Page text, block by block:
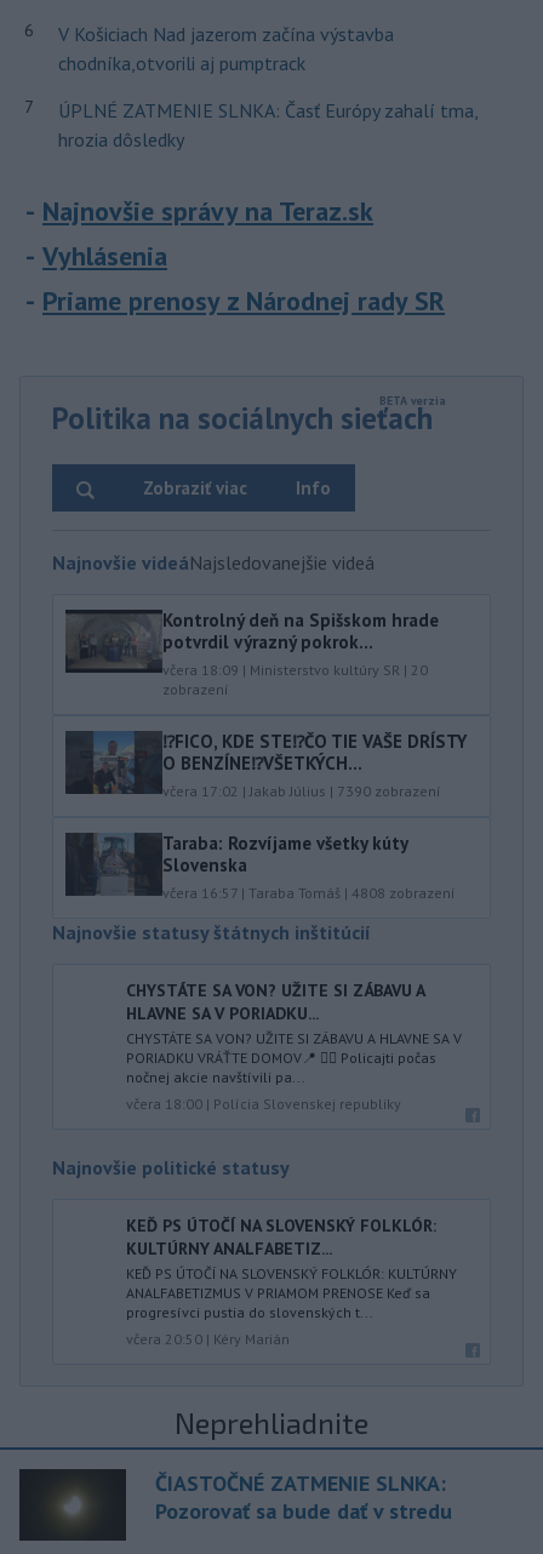
6
V Košiciach Nad jazerom začína výstavba
chodníka,otvorili aj pumptrack
7
ÚPLNÉ ZATMENIE SLNKA: Časť Európy zahalí tma,
hrozia dôsledky
Najnovšie správy na Teraz.sk
Vyhlásenia
Priame prenosy z Národnej rady SR
Politika na sociálnych sieťach
Info
Zobraziť viac
Najnovšie videáNajsledovanejšie videá
Kontrolný deň na Spišskom hrade
potvrdil výrazný pokrok...
včera 18:09 | Ministerstvo kultúry SR | 20
zobrazení
⁉️FICO, KDE STE⁉️ČO TIE VAŠE DRÍSTY
O BENZÍNE⁉️VŠETKÝCH...
včera 17:02 | Jakab Július | 7390 zobrazení
Taraba: Rozvíjame všetky kúty
Slovenska
včera 16:57 | Taraba Tomáš | 4808 zobrazení
Najnovšie statusy štátnych inštitúcií
CHYSTÁTE SA VON? UŽITE SI ZÁBAVU A
HLAVNE SA V PORIADKU...
CHYSTÁTE SA VON? UŽITE SI ZÁBAVU A HLAVNE SA V
PORIADKU VRÁŤTE DOMOV📍 👮‍♂️ Policajti počas
nočnej akcie navštívili pa...
včera 18:00 | Polícia Slovenskej republiky
Najnovšie politické statusy
KEĎ PS ÚTOČÍ NA SLOVENSKÝ FOLKLÓR:
KULTÚRNY ANALFABETIZ...
KEĎ PS ÚTOČÍ NA SLOVENSKÝ FOLKLÓR: KULTÚRNY
ANALFABETIZMUS V PRIAMOM PRENOSE Keď sa
progresívci pustia do slovenských t...
včera 20:50 | Kéry Marián
Neprehliadnite
ČIASTOČNÉ ZATMENIE SLNKA:
Pozorovať sa bude dať v stredu